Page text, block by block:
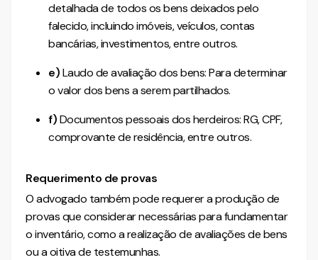
detalhada de todos os bens deixados pelo
falecido, incluindo imóveis, veículos, contas
bancárias, investimentos, entre outros.
e)Laudo de avaliação dos bens: Para determinar
o valor dos bens a serem partilhados.
f)Documentos pessoais dos herdeiros: RG, CPF,
comprovante de residência, entre outros.
Requerimento de provas
O advogado também pode requerer a produção de
provas que considerar necessárias para fundamentar
o inventário, como a realização de avaliações de bens
ou a oitiva de testemunhas.